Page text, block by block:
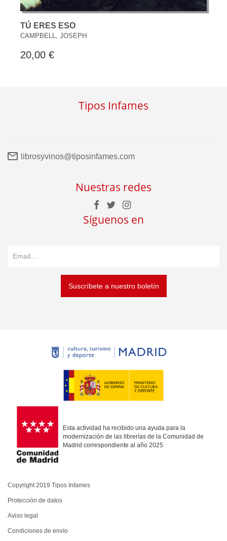
TÚ ERES ESO
CAMPBELL, JOSEPH
20,00 €
Tipos Infames
librosyvinos@tiposinfames.com
Nuestras redes
Síguenos en
Suscríbete a nuestro boletín
Esta actividad ha recibido una ayuda para la
modernización de las librerías de la Comunidad de
Madrid correspondiente al año 2025
Copyright 2019 Tipos Infames
Protección de datos
Aviso legal
Condiciones de envío